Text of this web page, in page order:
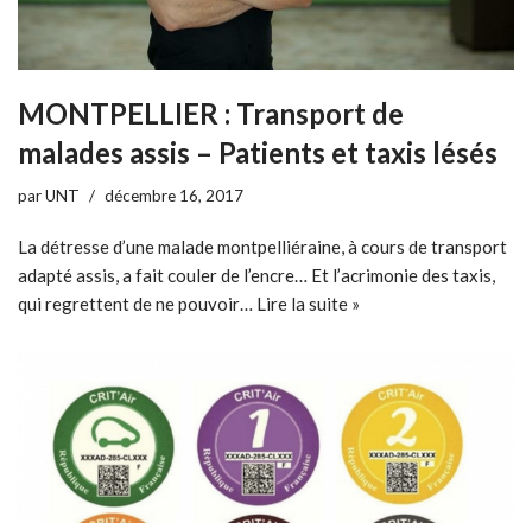
MONTPELLIER : Transport de
malades assis – Patients et taxis lésés
parUNT décembre 16, 2017
La détresse d’une malade montpelliéraine, à cours de transport
adapté assis, a fait couler de l’encre… Et l’acrimonie des taxis,
qui regrettent de ne pouvoir… Lire la suite »